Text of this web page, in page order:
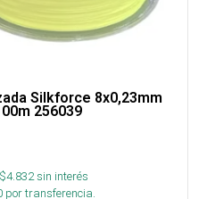
Silkforce 8x0,23mm
256039
4.832sin interés
por transferencia.